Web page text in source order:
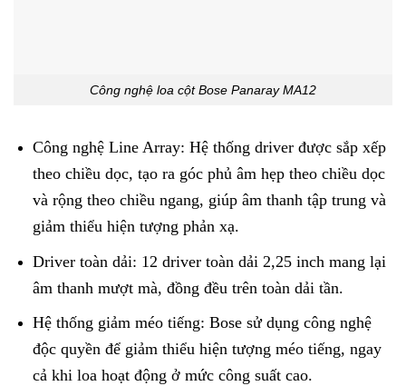
Công nghệ loa cột Bose Panaray MA12
Công nghệ Line Array: Hệ thống driver được sắp xếp
theo chiều dọc, tạo ra góc phủ âm hẹp theo chiều dọc
và rộng theo chiều ngang, giúp âm thanh tập trung và
giảm thiểu hiện tượng phản xạ.
Driver toàn dải: 12 driver toàn dải 2,25 inch mang lại
âm thanh mượt mà, đồng đều trên toàn dải tần.
Hệ thống giảm méo tiếng: Bose sử dụng công nghệ
độc quyền để giảm thiểu hiện tượng méo tiếng, ngay
cả khi loa hoạt động ở mức công suất cao.